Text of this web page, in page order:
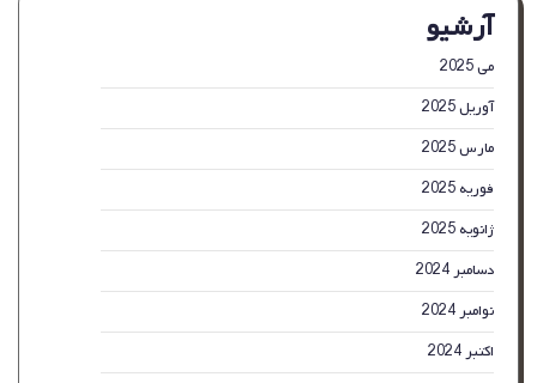
اینچی
استودیو
آرشیو
می 2025
آوریل 2025
مارس 2025
فوریه 2025
ژانویه 2025
دسامبر 2024
نوامبر 2024
اکتبر 2024